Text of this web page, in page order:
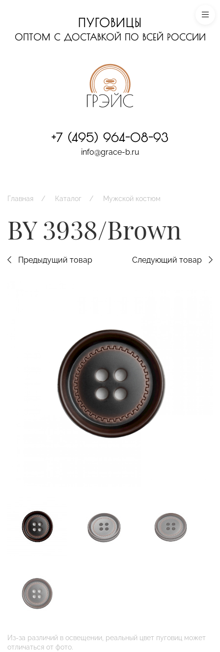
ПУГОВИЦЫ
ОПТОМ С ДОСТАВКОЙ ПО ВСЕЙ РОССИИ
+7 (495) 964-08-93
info@grace-b.ru
Главная Каталог Мужской костюм
BY 3938/Brown
Предыдущий товар Следующий товар
Из-за различий в освещении, реальный цвет пуговиц может
отличаться от фото.